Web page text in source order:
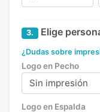
3. Elige
¿Dudas sobre
Logo en Pecho
Sin impresión
Logo en Espalda